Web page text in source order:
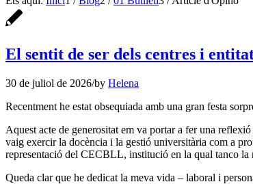
El sentit de ser dels centres i
30 de juliol de 2026/by Helena
Recentment he estat obsequiada amb una gran festa
Aquest acte de generositat em va portar a fer una
vaig exercir la docència i la gestió universitària com a
representació del CECBLL, institució en la qual tanco la
Queda clar que he dedicat la meva vida – laboral i